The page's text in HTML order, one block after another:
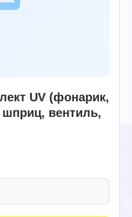
UV (фонарик,
шприц, вентиль,